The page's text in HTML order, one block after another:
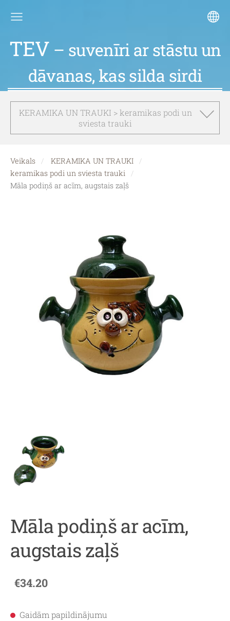
TEV – suvenīri ar stāstu un
dāvanas, kas silda sirdi
KERAMIKA UN TRAUKI > keramikas podi un
sviesta trauki
Veikals
KERAMIKA UN TRAUKI
keramikas podi un sviesta trauki
Māla podiņš ar acīm, augstais zaļš
Māla podiņš ar acīm,
augstais zaļš
€34.20
Gaidām papildinājumu